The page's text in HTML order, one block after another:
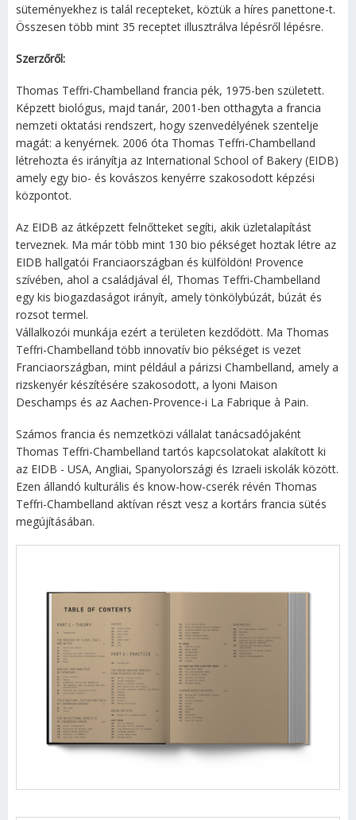
süteményekhez is talál recepteket, köztük a híres panettone-t.
Összesen több mint 35 receptet illusztrálva lépésről lépésre.
Szerzőről:
Thomas Teffri-Chambelland francia pék, 1975-ben született.
Képzett biológus, majd tanár, 2001-ben otthagyta a francia
nemzeti oktatási rendszert, hogy szenvedélyének szentelje
magát: a kenyérnek. 2006 óta Thomas Teffri-Chambelland
létrehozta és irányítja az International School of Bakery (EIDB)
amely egy bio- és kovászos kenyérre szakosodott képzési
központot.
Az EIDB az átképzett felnőtteket segíti, akik üzletalapítást
terveznek. Ma már több mint 130 bio pékséget hoztak létre az
EIDB hallgatói Franciaországban és külföldön! Provence
szívében, ahol a családjával él, Thomas Teffri-Chambelland
egy kis biogazdaságot irányít, amely tönkölybúzát, búzát és
rozsot termel.
Vállalkozói munkája ezért a területen kezdődött. Ma Thomas
Teffri-Chambelland több innovatív bio pékséget is vezet
Franciaországban, mint például a párizsi Chambelland, amely a
rizskenyér készítésére szakosodott, a lyoni Maison
Deschamps és az Aachen-Provence-i La Fabrique à Pain.
Számos francia és nemzetközi vállalat tanácsadójaként
Thomas Teffri-Chambelland tartós kapcsolatokat alakított ki
az EIDB - USA, Angliai, Spanyolországi és Izraeli iskolák között.
Ezen állandó kulturális és know-how-cserék révén Thomas
Teffri-Chambelland aktívan részt vesz a kortárs francia sütés
megújításában.